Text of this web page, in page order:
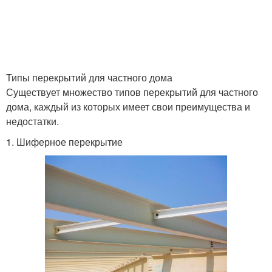
Типы перекрытий для частного дома
Существует множество типов перекрытий для частного
дома, каждый из которых имеет свои преимущества и
недостатки.
1. Шиферное перекрытие